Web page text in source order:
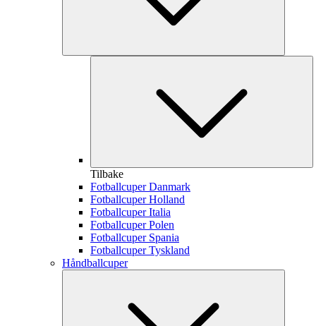
Tilbake
Fotballcuper Danmark
Fotballcuper Holland
Fotballcuper Italia
Fotballcuper Polen
Fotballcuper Spania
Fotballcuper Tyskland
Håndballcuper